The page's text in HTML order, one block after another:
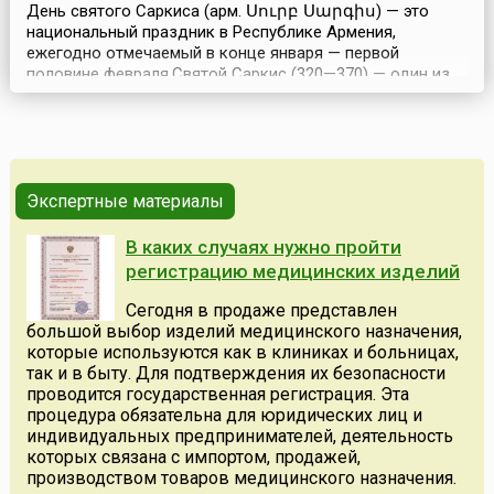
День святого Саркиса (арм. Սուրբ Սարգիս) — это
национальный праздник в Республике Армения,
ежегодно отмечаемый в конце января — первой
половине февраля.Святой Саркис (320—370) — один из
самых почитаемых святых Армянской апостольской
во времена правления императора Константина
Великого. Под вл...
Экспертные материалы
В каких случаях нужно пройти
регистрацию медицинских изделий
Сегодня в продаже представлен
большой выбор изделий медицинского назначения,
которые используются как в клиниках и больницах,
так и в быту. Для подтверждения их безопасности
проводится государственная регистрация. Эта
процедура обязательна для юридических лиц и
индивидуальных предпринимателей, деятельность
которых связана с импортом, продажей,
производством товаров медицинского назначения.